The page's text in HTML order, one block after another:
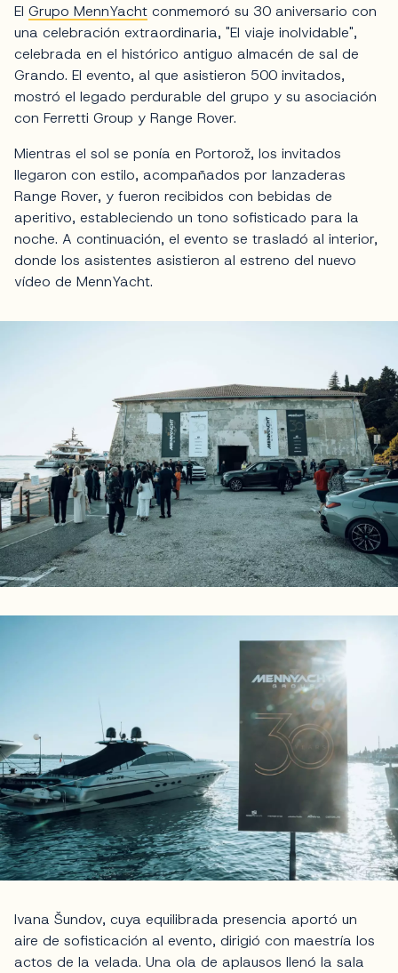
El Grupo MennYacht conmemoró su 30 aniversario con
una celebración extraordinaria, "El viaje inolvidable",
celebrada en el histórico antiguo almacén de sal de
Grando. El evento, al que asistieron 500 invitados,
mostró el legado perdurable del grupo y su asociación
con Ferretti Group y Range Rover.
Mientras el sol se ponía en Portorož, los invitados
llegaron con estilo, acompañados por lanzaderas
Range Rover, y fueron recibidos con bebidas de
aperitivo, estableciendo un tono sofisticado para la
noche. A continuación, el evento se trasladó al interior,
donde los asistentes asistieron al estreno del nuevo
vídeo de MennYacht.
Ivana Šundov, cuya equilibrada presencia aportó un
aire de sofisticación al evento, dirigió con maestría los
actos de la velada. Una ola de aplausos llenó la sala